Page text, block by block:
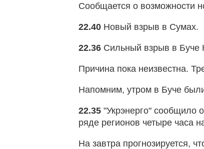
Сообщается о возможности
22.40 Новый взрыв в Сумах.
22.36 Сильный взрыв в Буче
Причина пока неизвестна.
Напомним, утром в Буче
22.35"Укрэнерго" сообщило
ряде регионов четыре часа
На завтра прогнозируется,